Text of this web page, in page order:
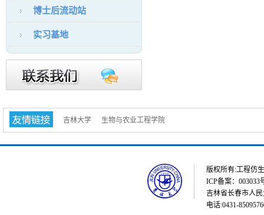
博士后流动站
实习基地
吉林大学 生物与农业工程学院
版权所有:工程仿
ICP备案：003033
吉林省长春市人
电话:0431-